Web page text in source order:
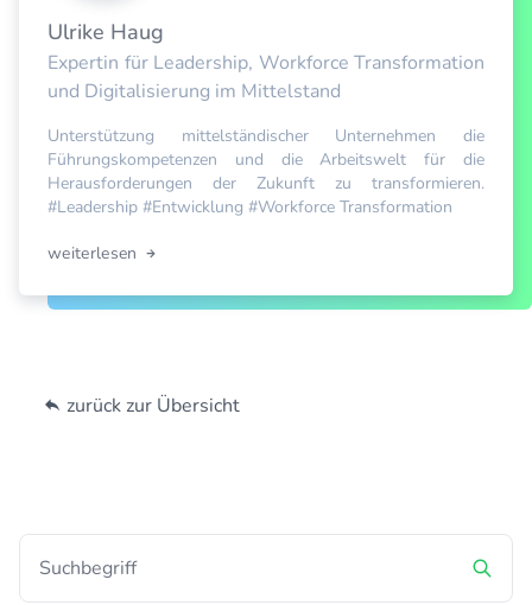
Ulrike Haug
Expertin für Leadership, Workforce Transformation
und Digitalisierung im Mittelstand
Unterstützung mittelständischer Unternehmen die
Führungskompetenzen und die Arbeitswelt für die
Herausforderungen der Zukunft zu transformieren.
#Leadership #Entwicklung #Workforce Transformation
weiterlesen
zurück zur Übersicht